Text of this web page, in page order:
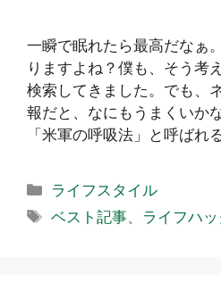
一瞬で眠れたら最高だなぁ
りますよね？僕も、そう考
検索してきました。でも、
報だと、なにもうまくいか
「米軍の呼吸法」と呼ばれ
カ
テ
ライフスタイル
タ
ベスト記事、 ライフハッ